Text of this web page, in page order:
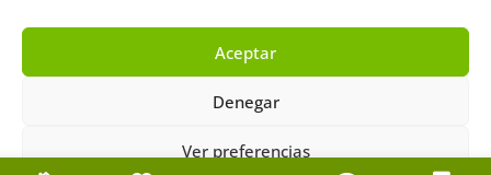
Aceptar
Denegar
Ver preferencias